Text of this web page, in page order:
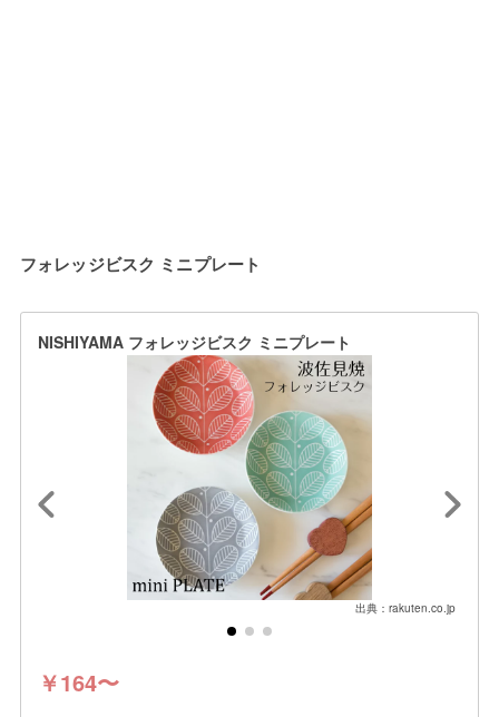
フォレッジビスク ミニプレート
NISHIYAMA フォレッジビスク ミニプレート
出典：rakuten.co.jp
￥164〜